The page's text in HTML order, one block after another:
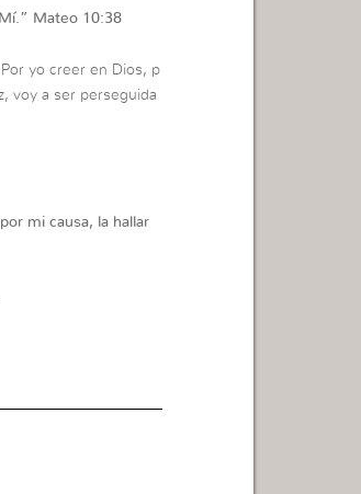
” Mateo 10:38
yo creer en Dios, p
voy a ser perseguida
mi causa, la hallar